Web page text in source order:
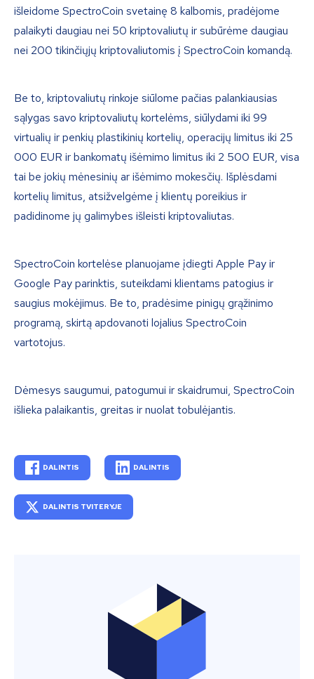
išleidome SpectroCoin svetainę 8 kalbomis, pradėjome
palaikyti daugiau nei 50 kriptovaliutų ir subūrėme daugiau
nei 200 tikinčiųjų kriptovaliutomis į SpectroCoin komandą.
Be to, kriptovaliutų rinkoje siūlome pačias palankiausias
sąlygas savo kriptovaliutų kortelėms, siūlydami iki 99
virtualių ir penkių plastikinių kortelių, operacijų limitus iki 25
000 EUR ir bankomatų išėmimo limitus iki 2 500 EUR, visa
tai be jokių mėnesinių ar išėmimo mokesčių. Išplėsdami
kortelių limitus, atsižvelgėme į klientų poreikius ir
padidinome jų galimybes išleisti kriptovaliutas.
SpectroCoin kortelėse planuojame įdiegti Apple Pay ir
Google Pay parinktis, suteikdami klientams patogius ir
saugius mokėjimus. Be to, pradėsime pinigų grąžinimo
programą, skirtą apdovanoti lojalius SpectroCoin
vartotojus.
Dėmesys saugumui, patogumui ir skaidrumui, SpectroCoin
išlieka palaikantis, greitas ir nuolat tobulėjantis.
DALINTIS DALINTIS
DALINTIS TVITERYJE